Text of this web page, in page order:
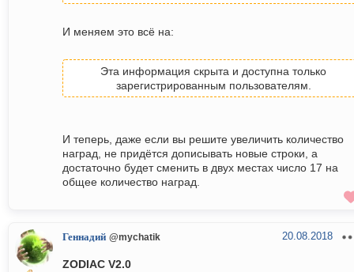
И меняем это всё на:
Эта информация скрыта и доступна только
зарегистрированным пользователям.
И теперь, даже если вы решите увеличить количество
наград, не придётся дописывать новые строки, а
достаточно будет сменить в двух местах число 17 на
общее количество наград.
Геннадий @mychatik 20.08.2018
ZODIAC V2.0